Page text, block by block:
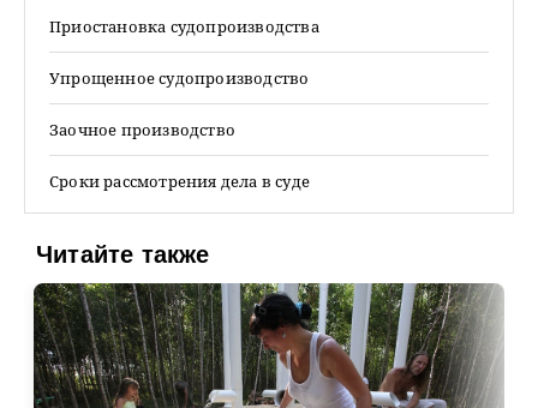
Приостановка судопроизводства
Упрощенное судопроизводство
Заочное производство
Сроки рассмотрения дела в суде
Читайте также